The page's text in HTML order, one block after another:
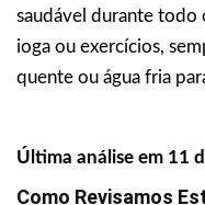
saudável durante todo
ioga ou exercícios,
quente ou água fria
Última análise em 11
Como Revisamos